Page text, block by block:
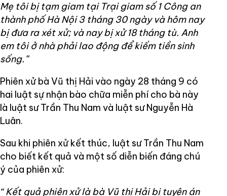
Mẹ tôi bị tạm giam tại Trại giam số 1 Công an
thành phố Hà Nội 3 tháng 30 ngày và hôm nay
bị đưa ra xét xử; và nay bị xử 18 tháng tù. Anh
em tôi ở nhà phải lao động để kiếm tiền sinh
sống.”
Phiên xử bà Vũ thị Hải vào ngày 28 tháng 9 có
hai luật sự nhận bào chữa miễn phí cho bà này
là luật sư Trần Thu Nam và luật sư Nguyễn Hà
Luân.
Sau khi phiên xử kết thúc, luật sư Trần Thu Nam
cho biết kết quả và một số diễn biến đáng chú
ý của phiên xử:
“ Kết quả phiên xử là bà Vũ thị Hải bị tuyên án